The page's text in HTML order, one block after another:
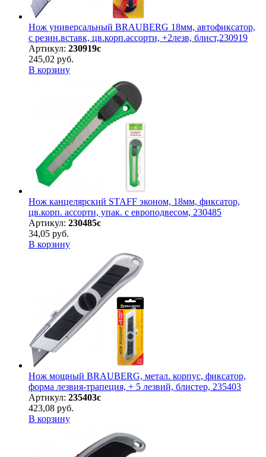
Нож универсальный BRAUBERG 18мм, автофиксатор,
с резин.вставк, цв.корп.ассорти, +2лезв, блист,230919
Артикул: 230919с
245,02 руб.
В корзину
Нож канцелярский STAFF эконом, 18мм, фиксатор,
цв.корп. ассорти, упак. с европодвесом, 230485
Артикул: 230485с
34,05 руб.
В корзину
Нож мощный BRAUBERG, метал. корпус, фиксатор,
форма лезвия-трапеция, + 5 лезвий, блистер, 235403
Артикул: 235403с
423,08 руб.
В корзину